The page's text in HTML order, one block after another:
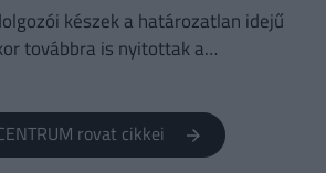
készek a határozatlan idejű
továbbra is nyitottak a
rovat cikkei